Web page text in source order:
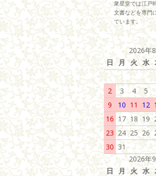
衆星堂では江戸
文書などを専門
ています。
2026年
日
月 火 水
2
3 4 5
9
10 11 12
16 17 18 19
23 24 25 26
30 31
2026年
日 月 火 水